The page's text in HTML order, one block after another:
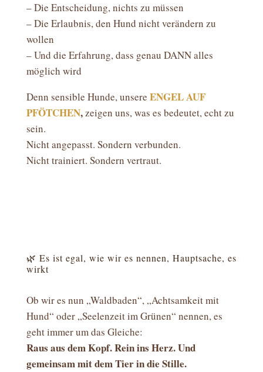
– Die Entscheidung, nichts zu müssen
– Die Erlaubnis, den Hund nicht verändern zu
wollen
– Und die Erfahrung, dass genau DANN alles
möglich wird
Denn sensible Hunde, unsere ENGEL AUF
PFÖTCHEN,zeigen uns, was es bedeutet, echt zu
sein.
Nicht angepasst. Sondern verbunden.
Nicht trainiert. Sondern vertraut.
🌿 Es ist egal, wie wir es nennen, Hauptsache, es
wirkt
Ob wir es nun „Waldbaden“, „Achtsamkeit mit
Hund“ oder „Seelenzeit im Grünen“ nennen, es
geht immer um das Gleiche:
Raus aus dem Kopf. Rein ins Herz. Und
gemeinsam mit dem Tier in die Stille.